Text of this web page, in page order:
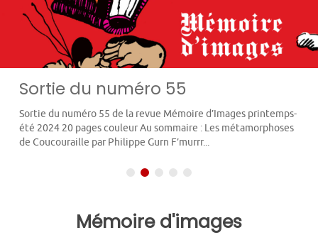
Sortie du numéro 55
Sortie du numéro 55 de la revue Mémoire d’Images printemps-
été 2024 20 pages couleur Au sommaire : Les métamorphoses
de Coucouraille par Philippe Gurn F’murrr...
Mémoire d'images